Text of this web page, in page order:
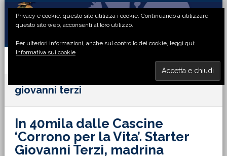
Passa
primaria
Passa
principale
Passa
laterale
Passa
di
giovanni terzi
In 40mila dalle Cascine
‘Corrono per la Vita’. Starter
Giovanni Terzi, madrina
Privacy e cookie: questo sito utilizza i cookie. Continuando a utilizzare
questo sito web, acconsenti al loro utilizzo.
Per ulteriori informazioni, anche sul controllo dei cookie, leggi qui:
Informativa sui cookie